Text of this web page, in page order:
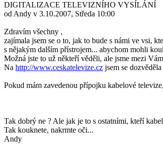
DIGITALIZACE TELEVIZNÍHO VYSÍLÁNÍ
od Andy v 3.10.2007, Středa 10:00
Zdravím všechny ,
zajímala jsem se o to, jak to bude s námi ve vsi,
s nějakým dalším přístrojem... abychom mohli
Možná jste to už někteří věděli, ale jsme mezi
Na http://www.ceskatelevize.cz jsem se
Pokud mám zavedenou přípojku kabelové
Tak dobrý ne ? Ale jak je to s ostatními, kteří
Tak kouknete, nakrmte oči...
Andy